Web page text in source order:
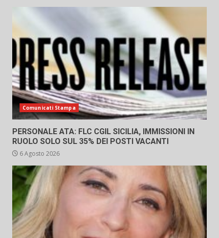
Comunicati Stampa
PERSONALE ATA: FLC CGIL SICILIA, IMMISSIONI IN
RUOLO SOLO SUL 35% DEI POSTI VACANTI
6 Agosto 2026